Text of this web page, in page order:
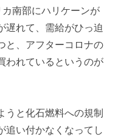
南部にハリケーンが
遅れて、需給がひっ迫
と、アフターコロナの
われているというのが
うと化石燃料への規制
追い付かなくなってし